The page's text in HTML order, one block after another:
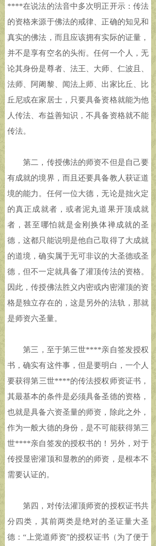
****在说法的法音中多次明正开示：传法
的资格来源于佛法的戒律、正确的知见和
真实的佛法，而且应该拥有实际的证量，
并不是享有空名的头衔。任何一个人，无
论其身份是尊者、法王、大师、仁波且、
法师、阿阇黎、闻法上师、出家比丘、比
丘尼或在家居士，只要具备资格就能为他
人传法、布益善知识，不具备资格就不能
传法。
第二，传授佛法的师资不但是自己要
有成就的境界，而且还要具备教人获证道
境的能力。任何一位大德，无论是拙火定
的真正成就者，或者泥丸道果开顶成就
者，甚至哪怕就是金刚换体禅成就的圣
德，这都只能说明是他自己取得了大成就
的道境，确实属于无可非议的大圣德或圣
德，但不一定就具备了灌顶传法的资格。
因此，传授佛法胜义内密或内密灌顶的资
格是独立存在的，这是另外的法轨，那就
是师资六圣量。
第三，至于第三世****亲自签发授权
书，确实有这件事，但是要明白，一个人
要获得第三世****的传法授权师资证书，
其最基本的条件是必须具备圣德的资格，
也就是具备六资圣量的师资，除此之外，
作为一般大德的身份，是不可能获得第三
世****亲自签发的授权书的！另外，对于
传授显密灌顶和显教的的师资，是根本不
需要认证的。
第四，对传法灌顶师资的授权证书共
分四类，其前两类是绝对的圣证量大圣
德：“上觉道师资”的授权证书（为了便于